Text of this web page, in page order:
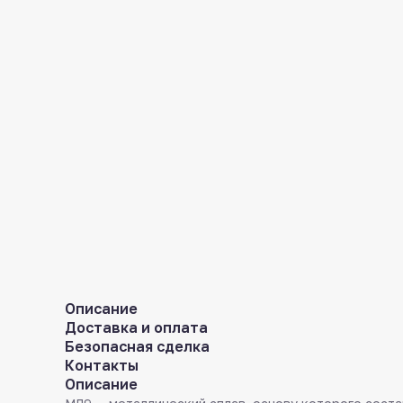
Описание
Доставка и оплата
Безопасная сделка
Контакты
Описание